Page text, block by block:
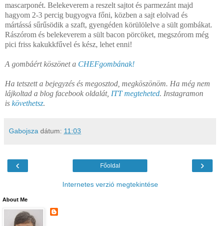
mascarponét. Belekeverem a reszelt sajtot és parmezánt majd
hagyom 2-3 percig bugyogva főni, közben a sajt elolvad és
mártássá sűrűsödik a szaft, gyengéden körülölelve a sült gombákat.
Rászórom és belekeverem a sült bacon pörcöket, megszórom még
pici friss kakukkfűvel és kész, lehet enni!
A gombáért köszönet a CHEFgombának!
Ha tetszett a bejegyzés és megosztod, megköszönöm. Ha még nem
lájkoltad a blog facebook oldalát, ITT megteheted. Instagramon
is követhetsz.
Gabojsza dátum: 11:03
‹ ›
Főoldal
Internetes verzió megtekintése
About Me